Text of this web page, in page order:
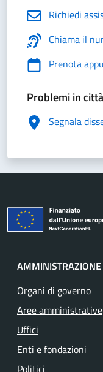
Richiedi
Chiama il
Prenota
Problemi in città
Segnala
AMMINISTRAZIONE
Organi di governo
Aree amministrative
Uffici
Enti e fondazioni